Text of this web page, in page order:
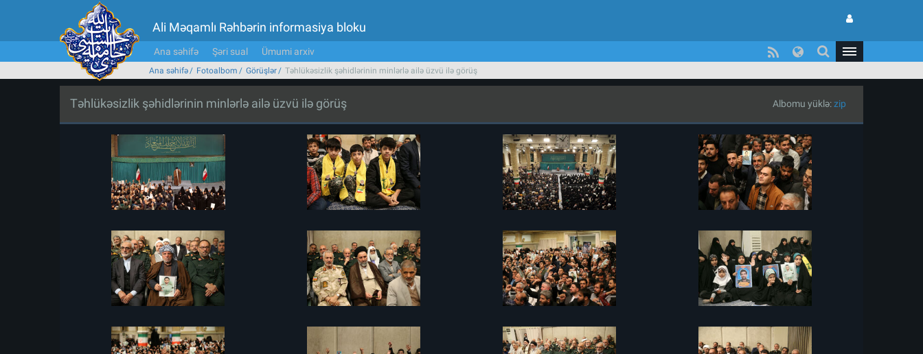
Ali Məqamlı Rəhbərin informasiya bloku
Ana səhifə Şəri sual Ümumi arxiv
Ana səhifə Fotoalbom Görüşlər Təhlükəsizlik şəhidlərinin minlərlə ailə üzvü ilə görüş
Təhlükəsizlik şəhidlərinin minlərlə ailə üzvü ilə görüş Albomu yüklə:zip